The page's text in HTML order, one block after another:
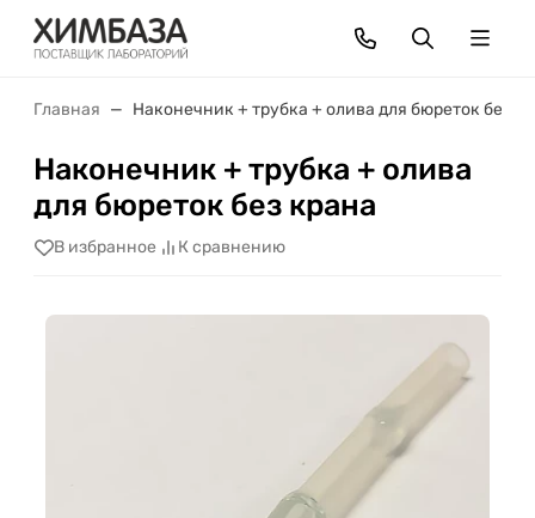
Главная Наконечник + трубка + олива для бюреток без
Наконечник + трубка + олива
для бюреток без крана
В избранное К сравнению